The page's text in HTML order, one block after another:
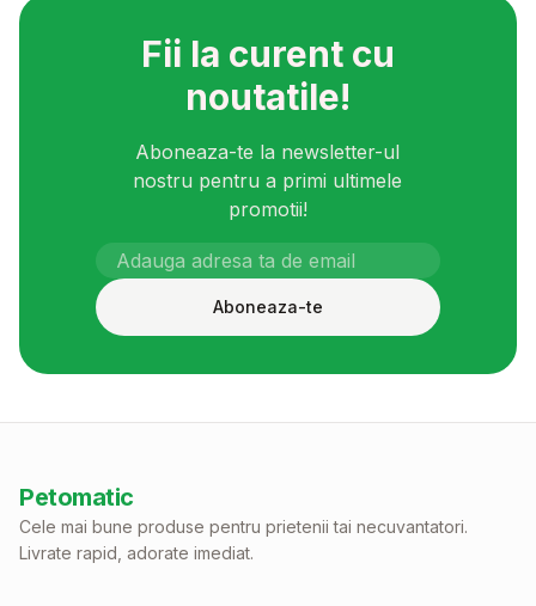
Fii la curent cu
noutatile!
Aboneaza-te la newsletter-ul
nostru pentru a primi ultimele
promotii!
Aboneaza-te
Petomatic
Cele mai bune produse pentru prietenii tai necuvantatori.
Livrate rapid, adorate imediat.